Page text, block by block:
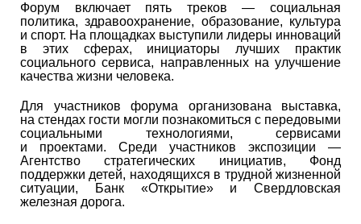
Форум включает пять треков — социальная
политика, здравоохранение, образование, культура
и спорт. На площадках выступили лидеры инноваций
в этих сферах, инициаторы лучших практик
социального сервиса, направленных на улучшение
качества жизни человека.
Для участников форума организована выставка,
на стендах гости могли познакомиться с передовыми
социальными технологиями, сервисами
и проектами. Среди участников экспозиции —
Агентство стратегических инициатив, Фонд
поддержки детей, находящихся в трудной жизненной
ситуации, Банк «Открытие» и Свердловская
железная дорога.